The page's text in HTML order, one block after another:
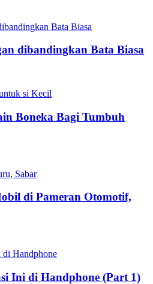
dibandingkan Bata Biasa
Boneka Bagi Tumbuh
di Pameran Otomotif,
Ini di Handphone (Part 1)